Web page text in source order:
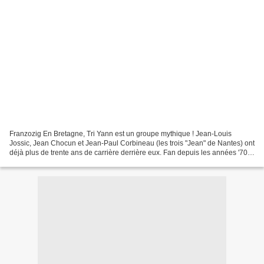
Franzozig En Bretagne, Tri Yann est un groupe mythique ! Jean-Louis
Jossic, Jean Chocun et Jean-Paul Corbineau (les trois "Jean" de Nantes) ont
déjà plus de trente ans de carrière derrière eux. Fan depuis les années '70,